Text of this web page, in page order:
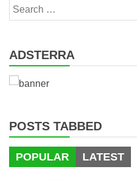
Search
for:
ADSTERRA
POSTS TABBED
POPULAR LATEST